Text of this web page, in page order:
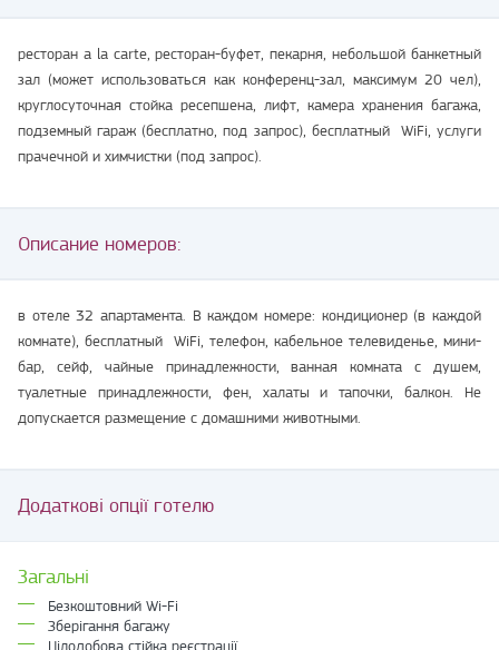
ресторан a la carte, ресторан-буфет, пекарня, небольшой банкетный
зал (может использоваться как конференц-зал, максимум 20 чел),
круглосуточная стойка ресепшена, лифт, камера хранения багажа,
подземный гараж (бесплатно, под запрос), бесплатный WiFi, услуги
прачечной и химчистки (под запрос).
Описание номеров:
в отеле 32 апартамента. В каждом номере: кондиционер (в каждой
комнате), бесплатный WiFi, телефон, кабельное телевиденье, мини-
бар, сейф, чайные принадлежности, ванная комната с душем,
туалетные принадлежности, фен, халаты и тапочки, балкон. Не
допускается размещение с домашними животными.
Додаткові опції готелю
Загальні
Безкоштовний Wi-Fi
Зберігання багажу
Цілодобова стійка реєстрації